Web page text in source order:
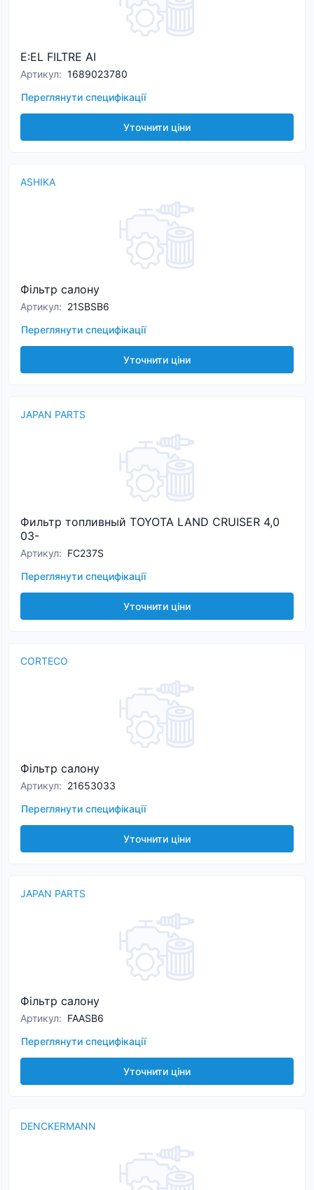
E:EL FILTRE AI
Артикул: 1689023780
Переглянути специфікації
Уточнити ціни
ASHIKA
Фільтр салону
Артикул: 21SBSB6
Переглянути специфікації
Уточнити ціни
JAPAN PARTS
Фильтр топливный TOYOTA LAND CRUISER 4,0
03-
Артикул: FC237S
Переглянути специфікації
Уточнити ціни
CORTECO
Фільтр салону
Артикул: 21653033
Переглянути специфікації
Уточнити ціни
JAPAN PARTS
Фільтр салону
Артикул: FAASB6
Переглянути специфікації
Уточнити ціни
DENCKERMANN